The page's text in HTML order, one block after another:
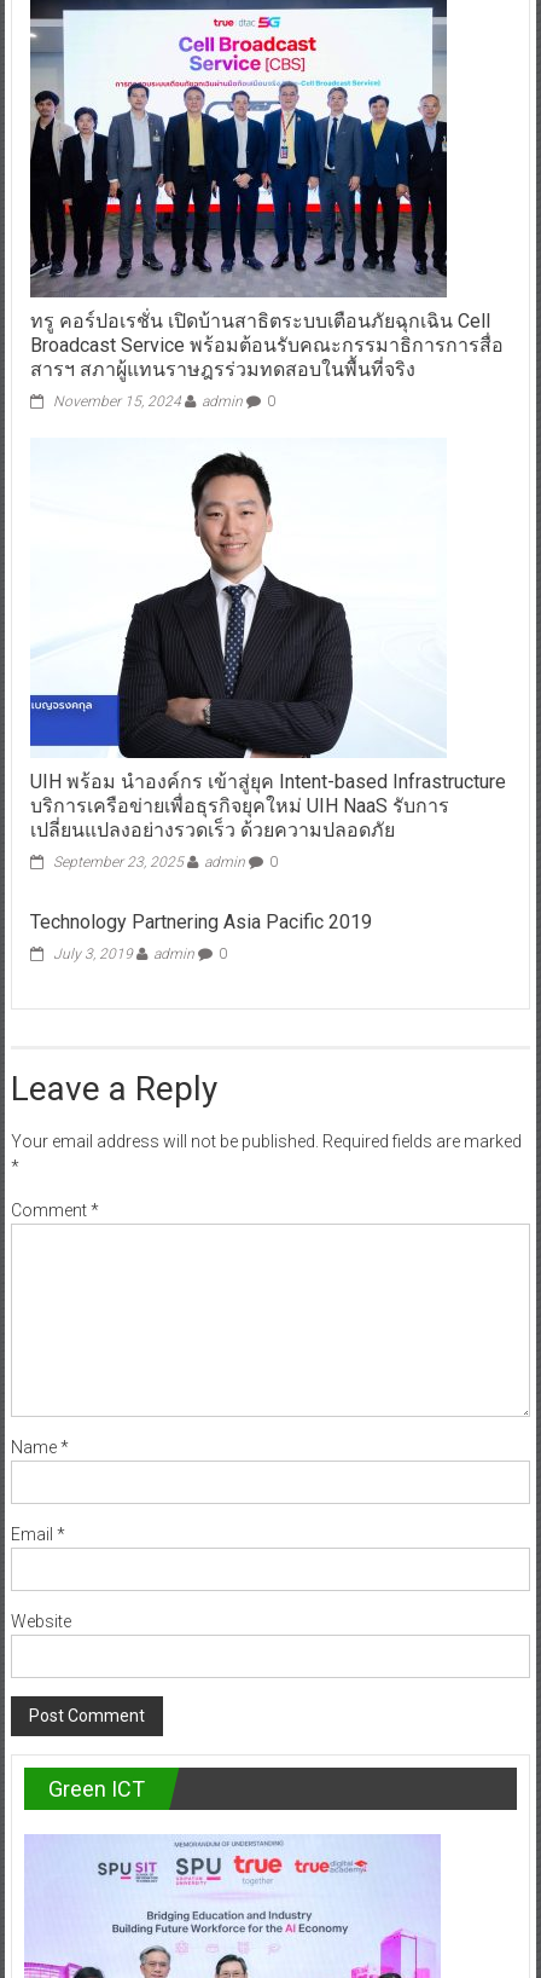
ทรู คอร์ปอเรชั่น เปิดบ้านสาธิตระบบเตือนภัยฉุกเฉิน Cell
Broadcast Service พร้อมต้อนรับคณะกรรมาธิการการสื่อ
สารฯ สภาผู้แทนราษฎรร่วมทดสอบในพื้นที่จริง
November 15, 2024 admin 0
UIH พร้อม นำองค์กร เข้าสู่ยุค Intent-based Infrastructure
บริการเครือข่ายเพื่อธุรกิจยุคใหม่ UIH NaaS รับการ
เปลี่ยนแปลงอย่างรวดเร็ว ด้วยความปลอดภัย
September 23, 2025 admin 0
Technology Partnering Asia Pacific 2019
July 3, 2019 admin 0
Leave a Reply
Your email address will not be published. Required fields are marked
*
Comment*
Name*
Email *
Website
Green ICT